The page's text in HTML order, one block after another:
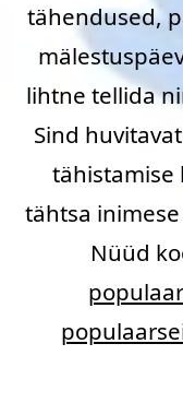
tähendused,
lihtne tellida
Sind
tähistamise
tähtsa
Nüüd